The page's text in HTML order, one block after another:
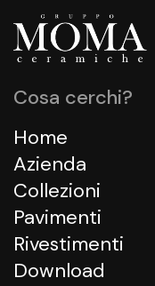
Cosa cerchi?
Home
Azienda
Collezioni
Pavimenti
Rivestimenti
Download